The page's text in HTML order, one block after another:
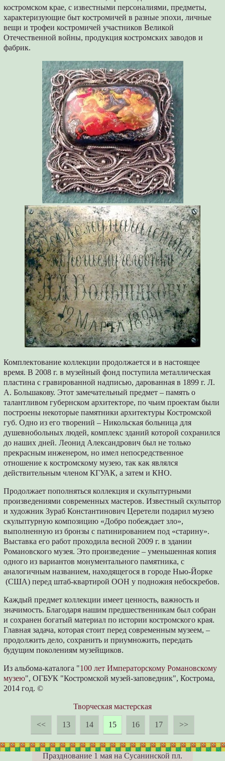
костромском крае, с известными персоналиями, предметы,
характеризующие быт костромичей в разные эпохи, личные
вещи и трофеи костромичей участников Великой
Отечественной войны, продукция костромских заводов и
фабрик.
Комплектование коллекции продолжается и в настоящее
время. В 2008 г. в музейный фонд поступила металлическая
пластина с гравированной надписью, дарованная в 1899 г. Л.
А. Большакову. Этот замечательный предмет – память о
талантливом губернском архитекторе, по чьим проектам были
построены некоторые памятники архитектуры Костромской
губ. Одно из его творений – Никольская больница для
душевнобольных людей, комплекс зданий которой сохранился
до наших дней. Леонид Александрович был не только
прекрасным инженером, но имел непосредственное
отношение к костромскому музею, так как являлся
действительным членом КГУАК, а затем и КНО.
Продолжает пополняться коллекция и скульптурными
произведениями современных мастеров. Известный скульптор
и художник Зураб Константинович Церетели подарил музею
скульптурную композицию «Добро побеждает зло»,
выполненную из бронзы с патинированием под «старину».
Выставка его работ проходила весной 2009 г. в здании
Романовского музея. Это произведение – уменьшенная копия
одного из вариантов монументального памятника, с
аналогичным названием, находящегося в городе Нью-Йорке
(США) перед штаб-квартирой ООН у подножия небоскребов.
Каждый предмет коллекции имеет ценность, важность и
значимость. Благодаря нашим предшественникам был собран
и сохранен богатый материал по истории костромского края.
Главная задача, которая стоит перед современным музеем, –
продолжить дело, сохранить и приумножить, передать
будущим поколениям музейщиков.
Из альбома-каталога "100 лет Императорскому Романовскому
музею", ОГБУК "Костромской музей-заповедник", Кострома,
2014 год. ©
Творческая мастерская
<< 13 14 15 16 17 >>
Празднование 1 мая на Сусанинской пл.